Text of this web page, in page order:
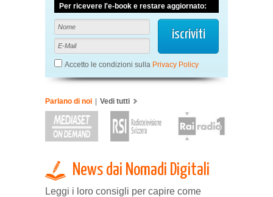
Per ricevere l'e-book e restare aggiornato:
Accetto le condizioni sulla Privacy Policy
Parlano di noi | Vedi tutti
News dai Nomadi Digitali
Leggi i loro consigli per capire come